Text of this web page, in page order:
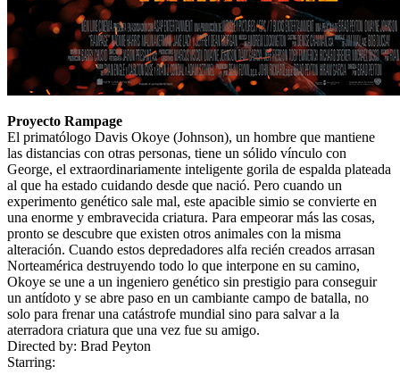
Proyecto Rampage
El primatólogo Davis Okoye (Johnson), un hombre que mantiene
las distancias con otras personas, tiene un sólido vínculo con
George, el extraordinariamente inteligente gorila de espalda plateada
al que ha estado cuidando desde que nació. Pero cuando un
experimento genético sale mal, este apacible simio se convierte en
una enorme y embravecida criatura. Para empeorar más las cosas,
pronto se descubre que existen otros animales con la misma
alteración. Cuando estos depredadores alfa recién creados arrasan
Norteamérica destruyendo todo lo que interpone en su camino,
Okoye se une a un ingeniero genético sin prestigio para conseguir
un antídoto y se abre paso en un cambiante campo de batalla, no
solo para frenar una catástrofe mundial sino para salvar a la
aterradora criatura que una vez fue su amigo.
Directed by: Brad Peyton
Starring: